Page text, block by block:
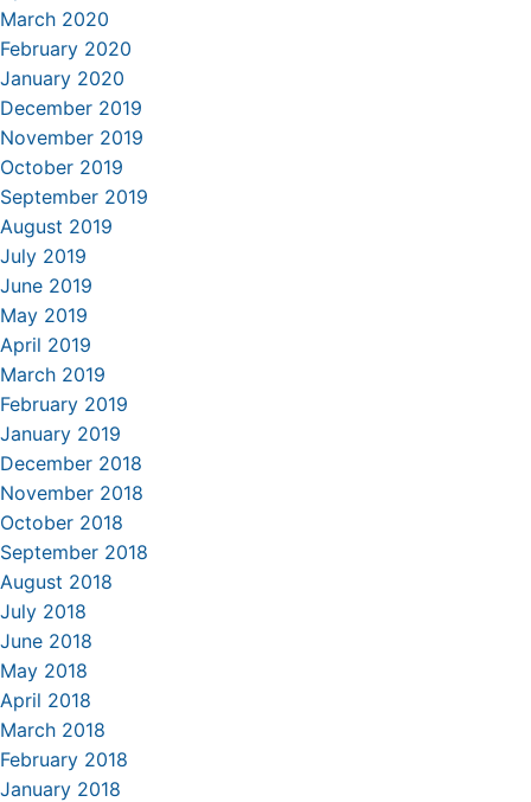
March 2020
February 2020
January 2020
December 2019
November 2019
October 2019
September 2019
August 2019
July 2019
June 2019
May 2019
April 2019
March 2019
February 2019
January 2019
December 2018
November 2018
October 2018
September 2018
August 2018
July 2018
June 2018
May 2018
April 2018
March 2018
February 2018
January 2018